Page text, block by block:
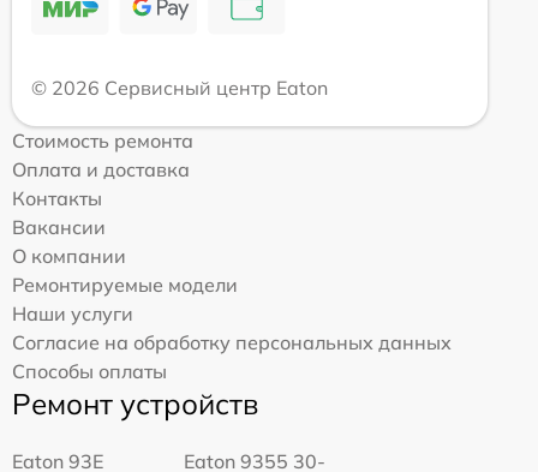
© 2026 Сервисный центр Eaton
Стоимость ремонта
Оплата и доставка
Контакты
Вакансии
О компании
Ремонтируемые модели
Наши услуги
Согласие на обработку персональных данных
Способы оплаты
Ремонт устройств
Eaton 93E Eaton 9355 30-